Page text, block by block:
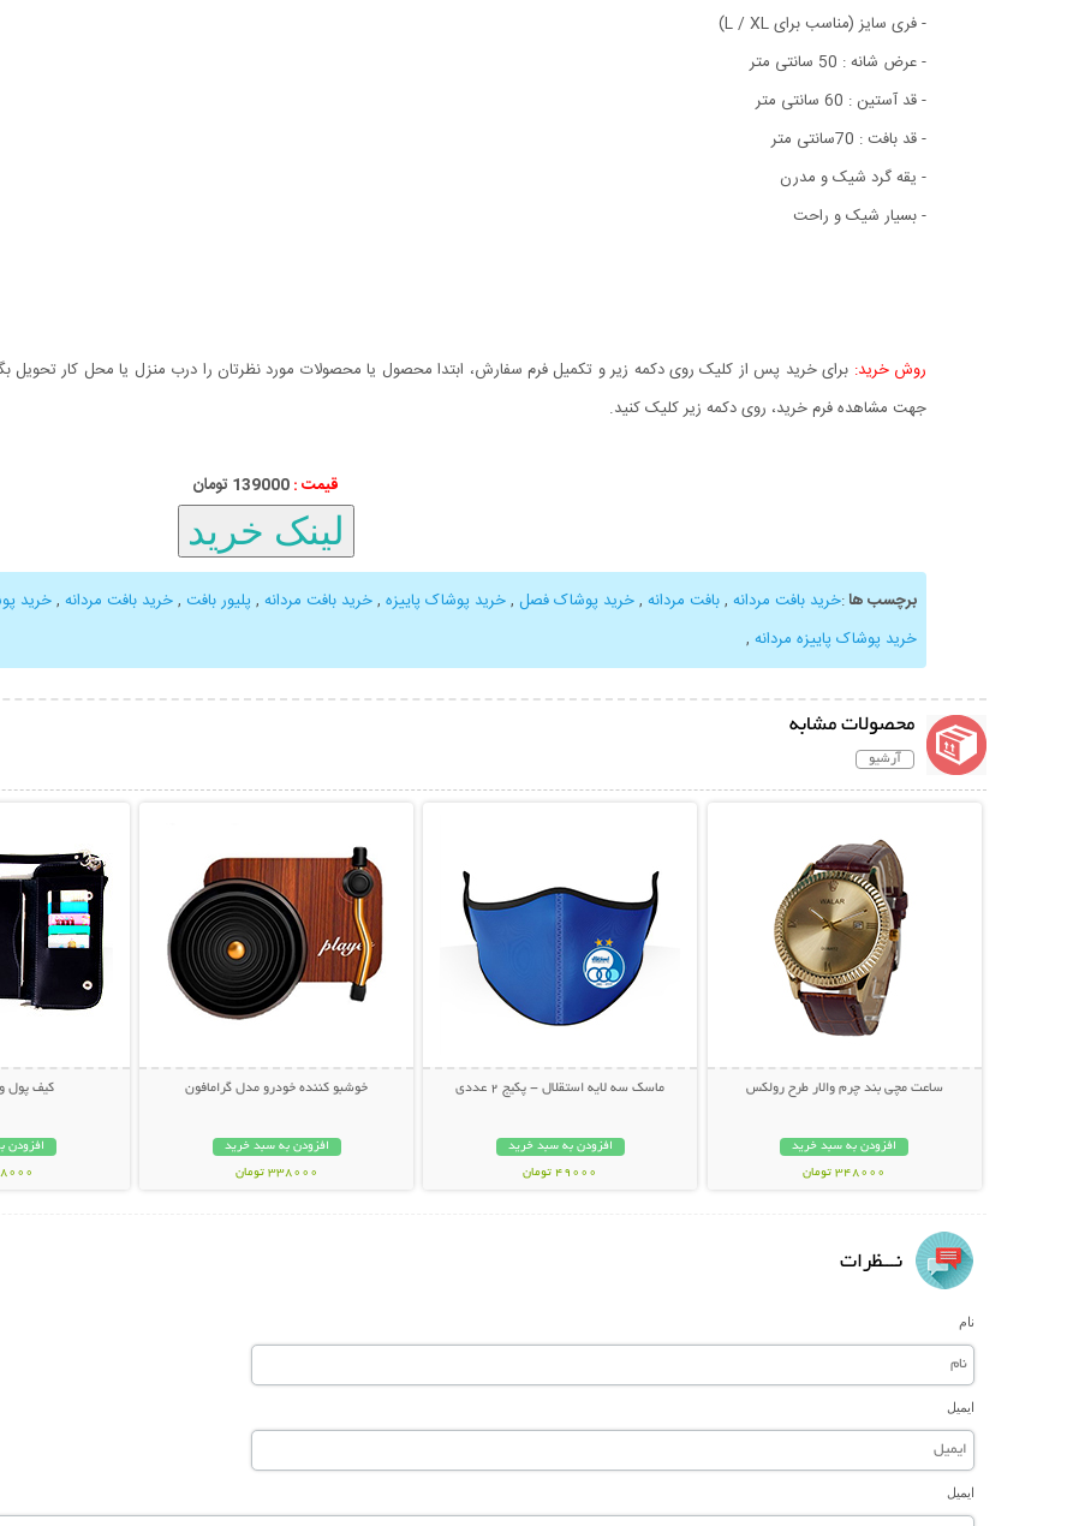
- فری سایز (مناسب برای L / XL)
- عرض شانه : 50 سانتی متر
- قد آستین : 60 سانتی متر
- قد بافت : 70سانتی متر
- یقه گرد شیک و مدرن
- بسيار شيک و راحت
روش خرید: برای خرید پس از کلیک روی دکمه زیر و تکمیل فرم سفارش، ابتدا محصول یا محصولات مورد نظرتان را درب منزل یا محل کار تحویل
جهت مشاهده فرم خرید، روی دکمه زیر کلیک کنید.
قیمت :139000 تومان
برچسب ها:خرید بافت مردانه ,بافت مردانه ,خرید پوشاک فصل ,خرید پوشاک پاییزه ,خرید بافت مردانه , پلیور بافت ,خرید بافت مردانه ,خرید
خرید پوشاک پاییزه مردانه ,
محصولات مشابه
آرشیو
ساعت مچی بند چرم والار طرح رولکس
افزودن به سبد خرید
348000 تومان
ماسک سه لایه استقلال - پکیج 2 عددی
افزودن به سبد خرید
49000 تومان
خوشبو کننده خودرو مدل گرامافون
افزودن به سبد خرید
338000 تومان
کیف پول و
افزودن
398000
نـــظرات
نام
ایمیل
ایمیل